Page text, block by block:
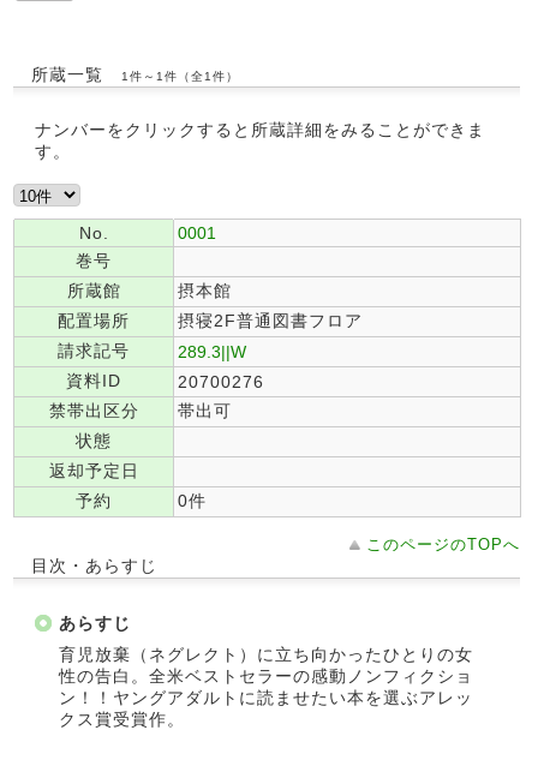
所蔵一覧 1件～1件（全1件）
ナンバーをクリックすると所蔵詳細をみることができま
す。
No.
0001
巻号
所蔵館
摂本館
配置場所
摂寝2F普通図書フロア
請求記号
289.3||W
資料ID
20700276
禁帯出区分
帯出可
状態
返却予定日
予約
0件
このページのTOPへ
目次・あらすじ
あらすじ
育児放棄（ネグレクト）に立ち向かったひとりの女
性の告白。全米ベストセラーの感動ノンフィクショ
ン！！ヤングアダルトに読ませたい本を選ぶアレッ
クス賞受賞作。